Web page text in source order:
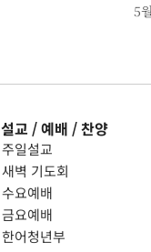
5
설교 / 예배 / 찬양
주일설교
새벽 기도회
수요예배
금요예배
한어청년부